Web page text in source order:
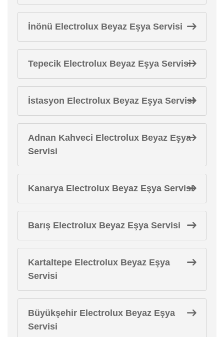
İnönü Electrolux Beyaz Eşya Servisi
Tepecik Electrolux Beyaz Eşya Servisi
İstasyon Electrolux Beyaz Eşya Servisi
Adnan Kahveci Electrolux Beyaz Eşya
Servisi
Kanarya Electrolux Beyaz Eşya Servisi
Barış Electrolux Beyaz Eşya Servisi
Kartaltepe Electrolux Beyaz Eşya
Servisi
Büyükşehir Electrolux Beyaz Eşya
Servisi